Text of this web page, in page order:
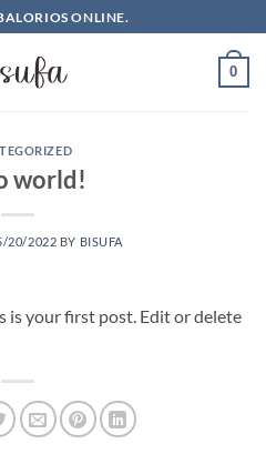
ONLINE.
0
world!
20/2022 BY BISUFA
is your first post. Edit or delete